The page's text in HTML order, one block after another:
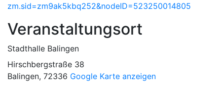
zm.sid=zm9ak5kbq252&nodeID=523250014805
Veranstaltungsort
Stadthalle Balingen
Hirschbergstraße 38
Balingen, 72336 Google Karte anzeigen